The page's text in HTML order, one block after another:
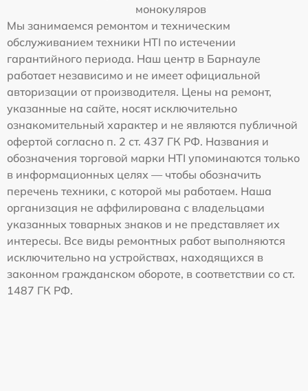
монокуляров
Мы занимаемся ремонтом и техническим
обслуживанием техники HTI по истечении
гарантийного периода. Наш центр в Барнауле
работает независимо и не имеет официальной
авторизации от производителя. Цены на ремонт,
указанные на сайте, носят исключительно
ознакомительный характер и не являются публичной
офертой согласно п. 2 ст. 437 ГК РФ. Названия и
обозначения торговой марки HTI упоминаются только
в информационных целях — чтобы обозначить
перечень техники, с которой мы работаем. Наша
организация не аффилирована с владельцами
указанных товарных знаков и не представляет их
интересы. Все виды ремонтных работ выполняются
исключительно на устройствах, находящихся в
законном гражданском обороте, в соответствии со ст.
1487 ГК РФ.